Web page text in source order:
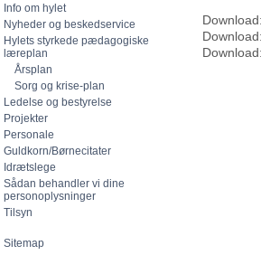
Info om hylet
Nyheder og beskedservice
Hylets styrkede pædagogiske
læreplan
Årsplan
Sorg og krise-plan
Ledelse og bestyrelse
Projekter
Personale
Guldkorn/Børnecitater
Idrætslege
Sådan behandler vi dine
personoplysninger
Tilsyn
Sitemap